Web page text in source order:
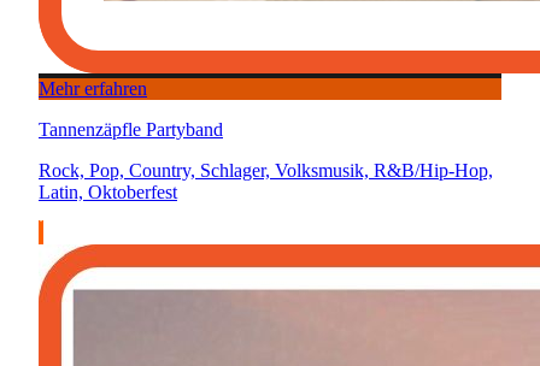
Mehr erfahren
Tannenzäpfle Partyband
Rock, Pop, Country, Schlager, Volksmusik, R&B/Hip-Hop,
Latin, Oktoberfest